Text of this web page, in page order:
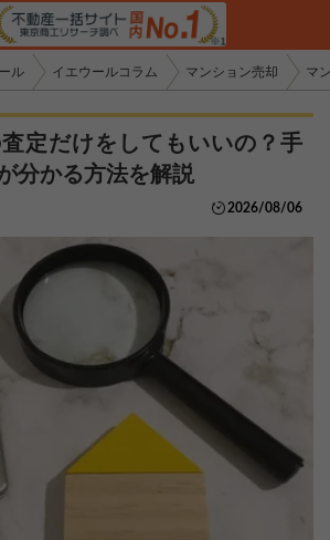
ル イエウールコラム マンション売却 マ
定だけをしてもいいの？手
分かる方法を解説
2026/08/06